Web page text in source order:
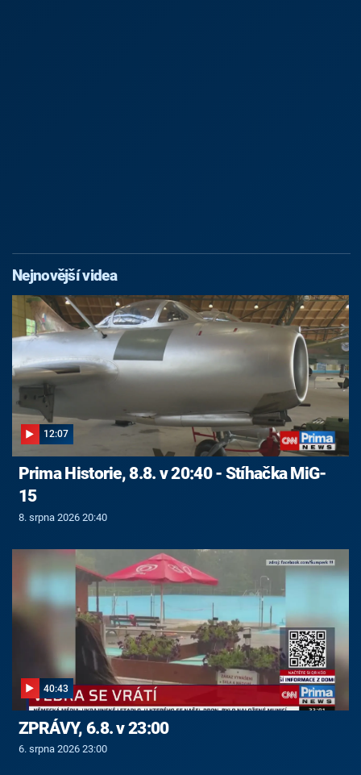
Nejnovější videa
12:07
Prima Historie, 8.8. v 20:40 - Stíhačka MiG-
15
8. srpna 2026 20:40
40:43
ZPRÁVY, 6.8. v 23:00
6. srpna 2026 23:00